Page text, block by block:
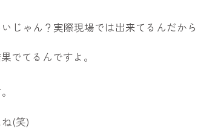
じゃん？実際現場では出来てるんだか
でてるんですよ。
(笑)